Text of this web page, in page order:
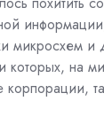
микросхем и
на
корпорации,